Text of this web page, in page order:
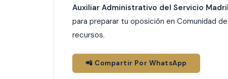
Auxiliar Administrativo del Servicio
para preparar tu oposición en Comunidad
recursos.
📲 Compartir Por WhatsApp